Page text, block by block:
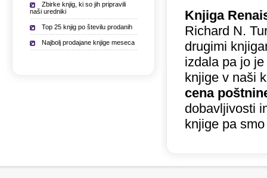
Knjiga
Richard N.
drugimi
izdala pa jo
knjige v naši
cena
dobavljivosti
knjige pa
Zbirke knjig, ki so jih pripravili
naši uredniki
Top 25 knjig po številu prodanih
Najbolj prodajane knjige meseca